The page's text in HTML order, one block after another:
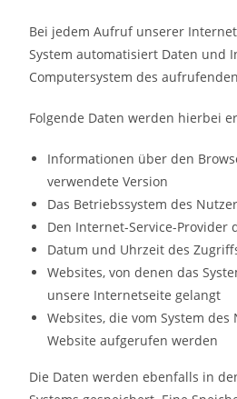
Bei jedem Aufruf unserer
System automatisiert Daten und
Computersystem des
Folgende Daten werden hierbei
Informationen über den
verwendete Version
Das Betriebssystem des
Den Internet-Service-Provider
Datum und Uhrzeit des
Websites, von denen das
unsere Internetseite gelangt
Websites, die vom System
Website aufgerufen werden
Die Daten werden ebenfalls in